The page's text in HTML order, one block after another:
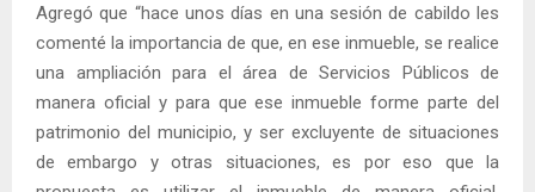
Agregó que “hace unos días en una sesión de cabildo les
comenté la importancia de que, en ese inmueble, se realice
una ampliación para el área de Servicios Públicos de
manera oficial y para que ese inmueble forme parte del
patrimonio del municipio, y ser excluyente de situaciones
de embargo y otras situaciones, es por eso que la